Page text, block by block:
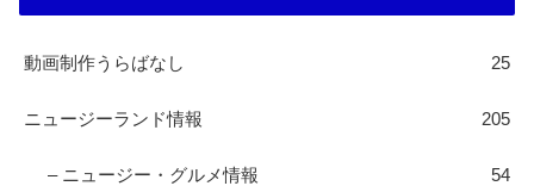
動画制作うらばなし 25
ニュージーランド情報 205
– ニュージー・グルメ情報 54